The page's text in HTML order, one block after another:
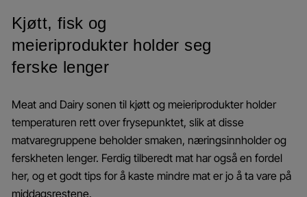
Kjøtt, fisk og
meieriprodukter holder seg
ferske lenger
Meat and Dairy sonen til kjøtt og meieriprodukter holder
temperaturen rett over frysepunktet, slik at disse
matvaregruppene beholder smaken, næringsinnholder og
ferskheten lenger. Ferdig tilberedt mat har også en fordel
her, og et godt tips for å kaste mindre mat er jo å ta vare på
middagsrestene.